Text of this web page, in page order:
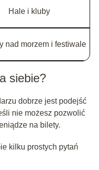
Hale i kluby
nad morzem i festiwale
siebie?
dobrze jest podejść
nie możesz pozwolić
na bilety.
kilku prostych pytań